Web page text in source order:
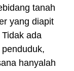
tanah
yang diapit
ada
hanyalah